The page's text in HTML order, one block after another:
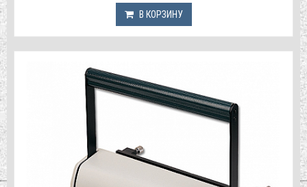
В КОРЗИНУ